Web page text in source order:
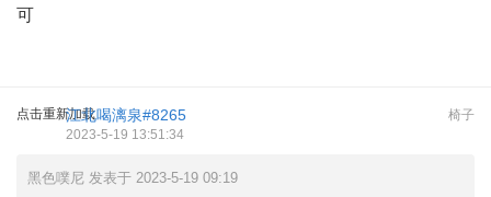
可
点击重新加载 椅子
江北喝漓泉#8265
2023-5-19 13:51:34
黑色噗尼 发表于 2023-5-19 09:19